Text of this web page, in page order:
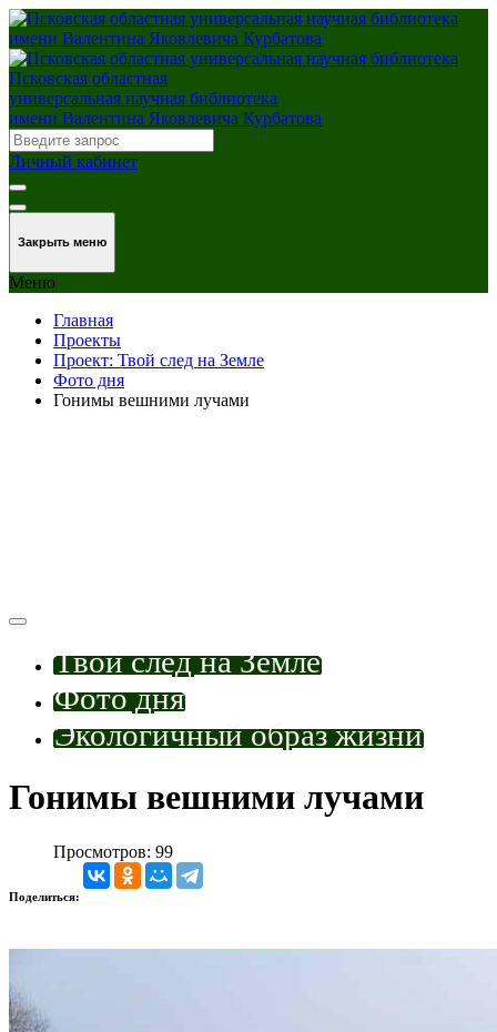
Псковская областная
универсальная научная библиотека
имени Валентина Яковлевича Курбатова
Личный кабинет
Закрыть меню
Меню
Главная
Проекты
Проект: Твой след на Земле
Фото дня
Гонимы вешними лучами
Твой след на Земле
Фото дня
Экологичный образ жизни
Гонимы вешними лучами
Просмотров: 99
Поделиться: